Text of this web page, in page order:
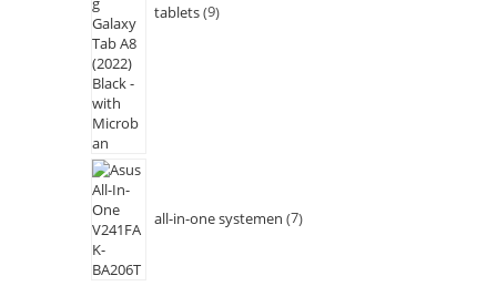
tablets 9
all-in-one systemen 7